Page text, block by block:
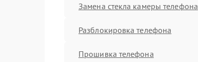
Замена стекла камеры телефона
Разблокировка телефона
Прошивка телефона